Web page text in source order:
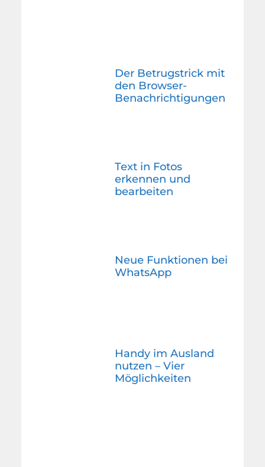
Der Betrugstrick mit
den Browser-
Benachrichtigungen
Text in Fotos
erkennen und
bearbeiten
Neue Funktionen bei
WhatsApp
Handy im Ausland
nutzen – Vier
Möglichkeiten